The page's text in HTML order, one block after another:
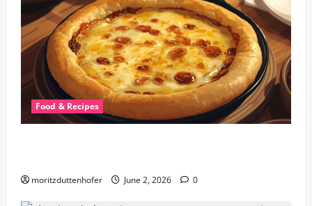
Food & Recipes
moritzduttenhofer June 2, 2026 0